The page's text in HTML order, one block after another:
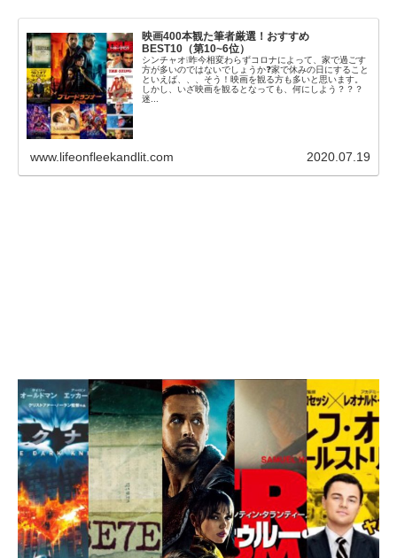
映画400本観た筆者厳選！おすすめ
BEST10（第10~6位）
シンチャオ❕昨今相変わらずコロナによって、家で過ごす
方が多いのではないでしょうか❓家で休みの日にすること
といえば、、、そう！映画を観る方も多いと思います。
しかし、いざ映画を観るとなっても、何にしよう？？？
迷...
www.lifeonfleekandlit.com 2020.07.19